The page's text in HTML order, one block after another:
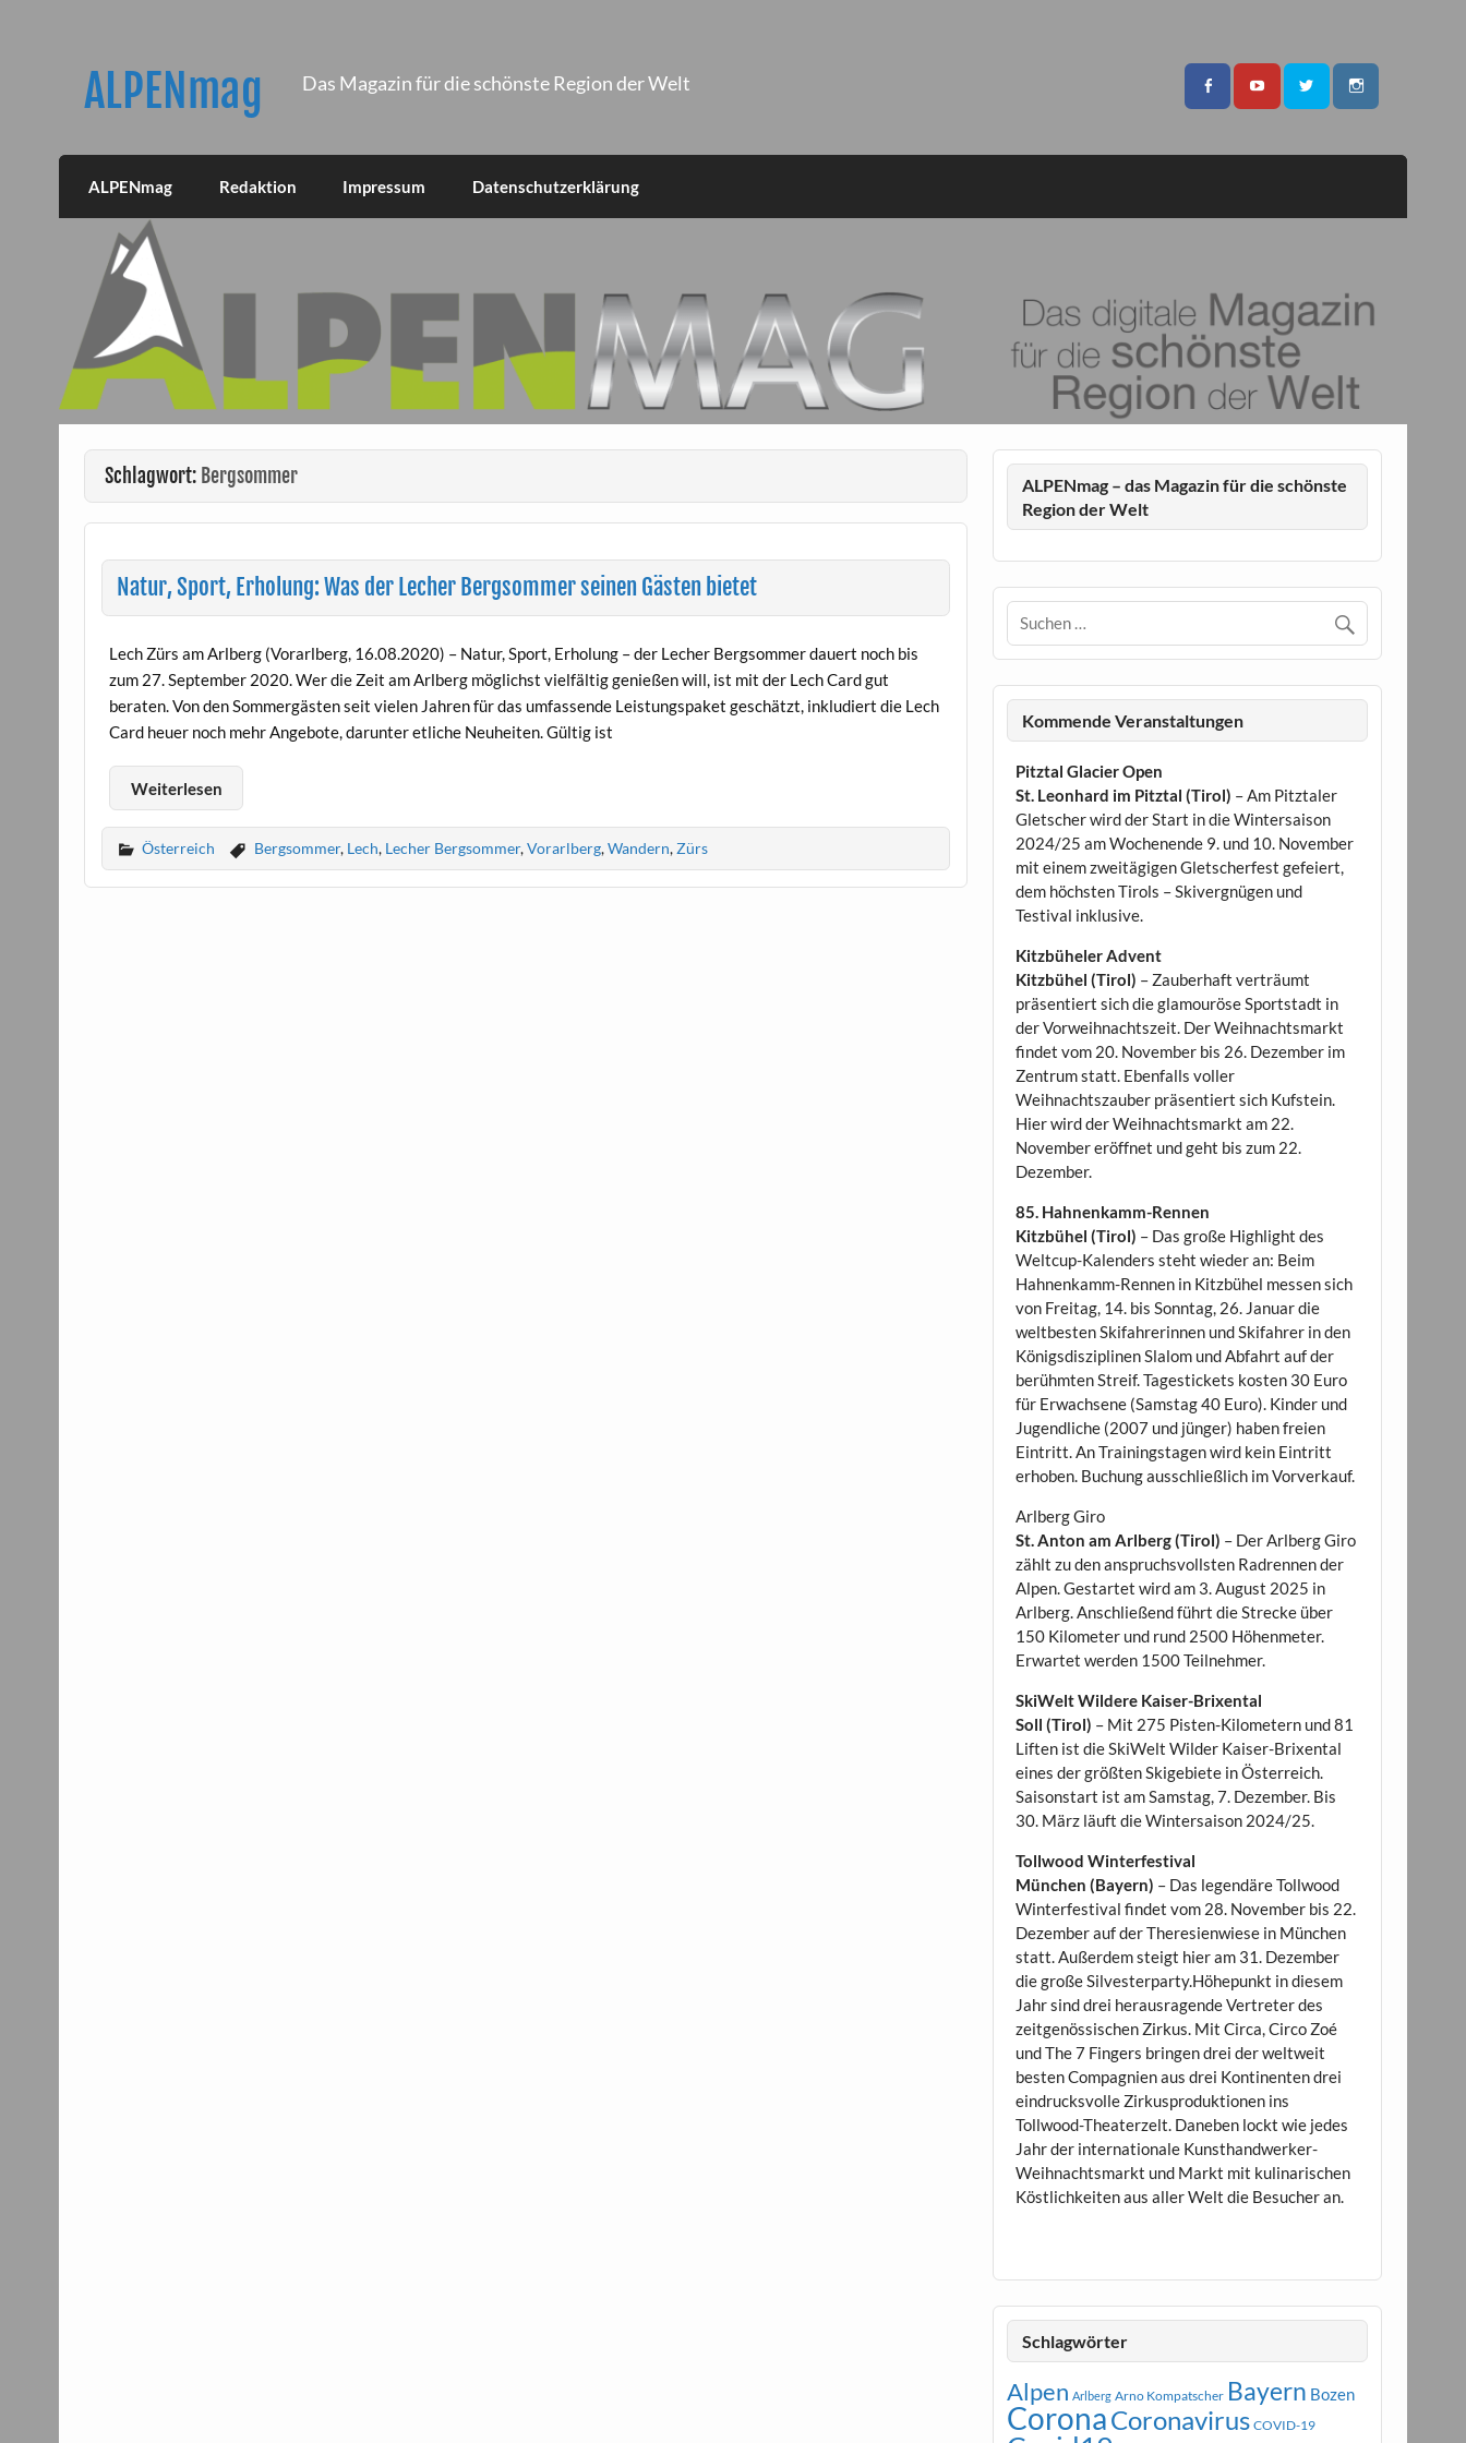
ALPENmag Das Magazin für die schönste Region der Welt
ALPENmag Redaktion Impressum Datenschutzerklärung
Schlagwort: Bergsommer
Natur, Sport, Erholung: Was der Lecher Bergsommer seinen Gästen bietet
Lech Zürs am Arlberg (Vorarlberg, 16.08.2020) – Natur, Sport, Erholung – der Lecher Bergsommer dauert noch bis
zum 27. September 2020. Wer die Zeit am Arlberg möglichst vielfältig genießen will, ist mit der Lech Card gut
beraten. Von den Sommergästen seit vielen Jahren für das umfassende Leistungspaket geschätzt, inkludiert die Lech
Card heuer noch mehr Angebote, darunter etliche Neuheiten. Gültig ist
Weiterlesen
Österreich Bergsommer, Lech, Lecher Bergsommer,Vorarlberg,Wandern,Zürs
ALPENmag – das Magazin für die schönste
Region der Welt
Kommende Veranstaltungen
Pitztal Glacier Open
St. Leonhard im Pitztal (Tirol) – Am Pitztaler
Gletscher wird der Start in die Wintersaison
2024/25 am Wochenende 9. und 10. November
mit einem zweitägigen Gletscherfest gefeiert,
dem höchsten Tirols – Skivergnügen und
Testival inklusive.
Kitzbüheler Advent
Kitzbühel (Tirol) – Zauberhaft verträumt
präsentiert sich die glamouröse Sportstadt in
der Vorweihnachtszeit. Der Weihnachtsmarkt
findet vom 20. November bis 26. Dezember im
Zentrum statt. Ebenfalls voller
Weihnachtszauber präsentiert sich Kufstein.
Hier wird der Weihnachtsmarkt am 22.
November eröffnet und geht bis zum 22.
Dezember.
85. Hahnenkamm-Rennen
Kitzbühel (Tirol) – Das große Highlight des
Weltcup-Kalenders steht wieder an: Beim
Hahnenkamm-Rennen in Kitzbühel messen sich
von Freitag, 14. bis Sonntag, 26. Januar die
weltbesten Skifahrerinnen und Skifahrer in den
Königsdisziplinen Slalom und Abfahrt auf der
berühmten Streif. Tagestickets kosten 30 Euro
für Erwachsene (Samstag 40 Euro). Kinder und
Jugendliche (2007 und jünger) haben freien
Eintritt. An Trainingstagen wird kein Eintritt
erhoben. Buchung ausschließlich im Vorverkauf.
Arlberg Giro
St. Anton am Arlberg (Tirol) – Der Arlberg Giro
zählt zu den anspruchsvollsten Radrennen der
Alpen. Gestartet wird am 3. August 2025 in
Arlberg. Anschließend führt die Strecke über
150 Kilometer und rund 2500 Höhenmeter.
Erwartet werden 1500 Teilnehmer.
SkiWelt Wildere Kaiser-Brixental
Soll (Tirol) – Mit 275 Pisten-Kilometern und 81
Liften ist die SkiWelt Wilder Kaiser-Brixental
eines der größten Skigebiete in Österreich.
Saisonstart ist am Samstag, 7. Dezember. Bis
30. März läuft die Wintersaison 2024/25.
Tollwood Winterfestival
München (Bayern) – Das legendäre Tollwood
Winterfestival findet vom 28. November bis 22.
Dezember auf der Theresienwiese in München
statt. Außerdem steigt hier am 31. Dezember
die große Silvesterparty.Höhepunkt in diesem
Jahr sind drei herausragende Vertreter des
zeitgenössischen Zirkus. Mit Circa, Circo Zoé
und The 7 Fingers bringen drei der weltweit
besten Compagnien aus drei Kontinenten drei
eindrucksvolle Zirkusproduktionen ins
Tollwood-Theaterzelt. Daneben lockt wie jedes
Jahr der internationale Kunsthandwerker-
Weihnachtsmarkt und Markt mit kulinarischen
Köstlichkeiten aus aller Welt die Besucher an.
Schlagwörter
Alpen Arlberg Arno Kompatscher Bayern Bozen
CoronaCoronavirus COVID-19